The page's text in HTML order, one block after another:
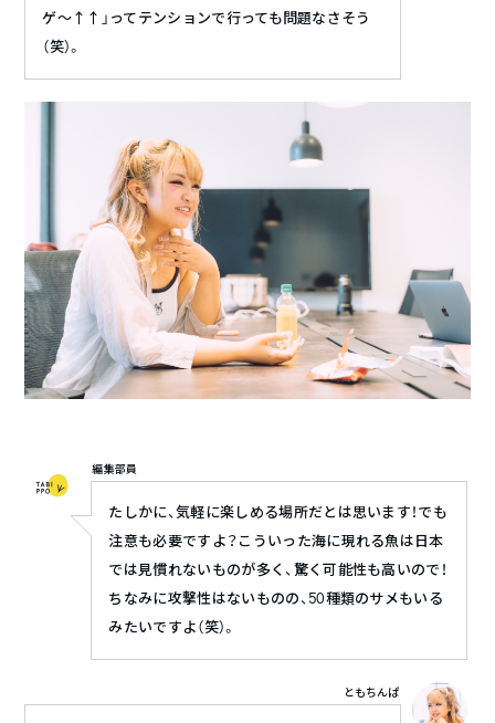
ゲ〜↑↑」ってテンションで行っても問題なさそう
（笑）。
編集部員
たしかに、気軽に楽しめる場所だとは思います！でも
注意も必要ですよ？こういった海に現れる魚は日本
では見慣れないものが多く、驚く可能性も高いので！
ちなみに攻撃性はないものの、50種類のサメもいる
みたいですよ（笑）。
ともちんぱ